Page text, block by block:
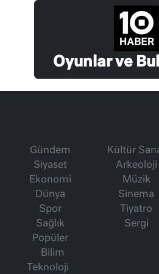
Oyunlar ve
Gündem
Siyaset
Ekonomi
Dünya
Spor
Sağlık
Popüler
Bilim
Teknoloji
Kültür
Arkeoloji
Müzik
Sinema
Tiyatro
Sergi